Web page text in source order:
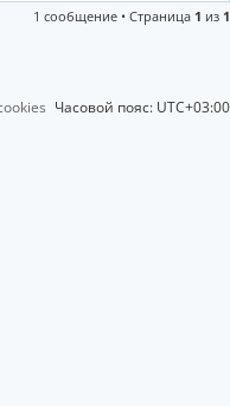
1 сообщение • Страница 1 из 1
Часовой пояс: UTC+03:00